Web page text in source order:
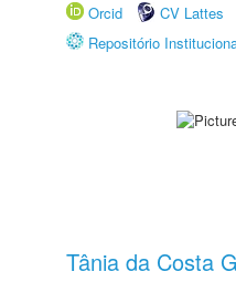
Orcid
CV Lattes
Repositório
Tânia da Costa